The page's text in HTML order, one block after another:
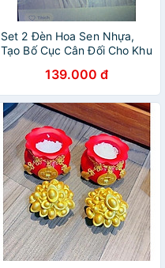
Set 2 Đèn Hoa Sen Nhựa,
Tạo Bố Cục Cân Đối Cho Khu
139.000 đ